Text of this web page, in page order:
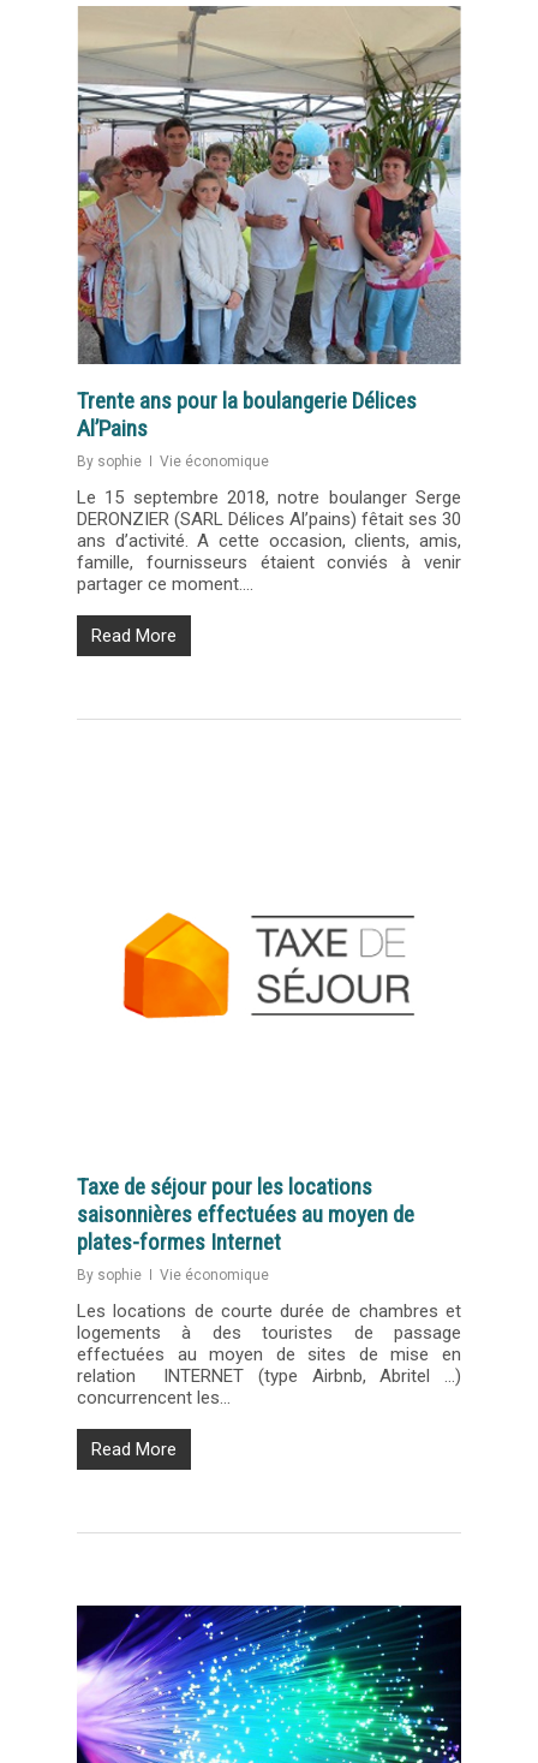
Trente ans pour la boulangerie Délices
Al’Pains
By sophie Vie économique
Le 15 septembre 2018, notre boulanger Serge
DERONZIER (SARL Délices Al’pains) fêtait ses 30
ans d’activité. A cette occasion, clients, amis,
famille, fournisseurs étaient conviés à venir
partager ce moment….
Read More
Taxe de séjour pour les locations
saisonnières effectuées au moyen de
plates-formes Internet
By sophie Vie économique
Les locations de courte durée de chambres et
logements à des touristes de passage
effectuées au moyen de sites de mise en
relation INTERNET (type Airbnb, Abritel …)
concurrencent les…
Read More